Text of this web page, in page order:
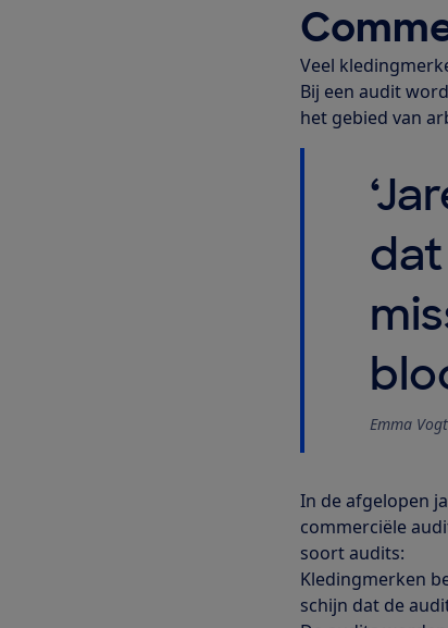
Veel
Bij een audit
het gebied van
Emma
In de afgelopen
commerciële
soort audits:
Kledingmerken
schijn dat de